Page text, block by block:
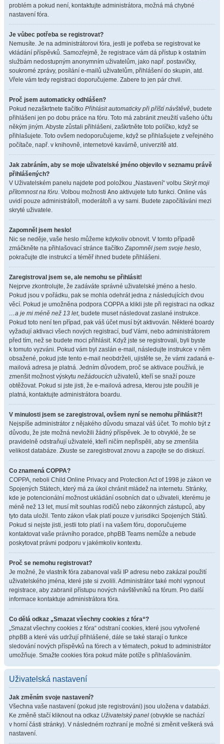
problém a pokud není, kontaktujte administrátora, možná má chybné
nastavení fóra.
Je vůbec potřeba se registrovat?
Nemusíte. Je na administrátorovi fóra, jestli je potřeba se registrovat ke
vkládání příspěvků. Samozřejmě, že registrace vám dá přístup k ostatním
službám nedostupným anonymním uživatelům, jako např. postavičky,
soukromé zprávy, posílání e-mailů uživatelům, přihlášení do skupin, atd.
Vřele vám tedy registraci doporučujeme. Zabere to jen pár chvil.
Proč jsem automaticky odhlášen?
Pokud nezaškrtnete tlačítko Přihlásit automaticky při příští návštěvě, budete
přihlášeni jen po dobu práce na fóru. Toto má zabránit zneužití vašeho účtu
někým jiným. Abyste zůstali přihlášeni, zaškrtněte toto políčko, když se
přihlašujete. Toto ovšem nedoporučujeme, když se přihlašujete z veřejného
počítače, např. v knihovně, internetové kavárně, univerzitě atd.
Jak zabráním, aby se moje uživatelské jméno objevilo v seznamu právě
přihlášených?
V Uživatelském panelu najdete pod položkou „Nastavení“ volbu Skrýt moji
přítomnost na fóru. Volbou možnosti Ano aktivujete tuto funkci. Online vás
uvidí pouze administrátoři, moderátoři a vy sami. Budete započítáváni mezi
skryté uživatele.
Zapomněl jsem heslo!
Nic se neděje, vaše heslo můžeme kdykoliv obnovit. V tomto případě
zmáčkněte na přihlašovací stránce tlačítkoZapomněl jsem svoje heslo,
pokračujte dle instrukcí a téměř ihned budete přihlášeni.
Zaregistroval jsem se, ale nemohu se přihlásit!
Nejprve zkontrolujte, že zadáváte správné uživatelské jméno a heslo.
Pokud jsou v pořádku, pak se mohla odehrát jedna z následujících dvou
věcí. Pokud je umožněna podpora COPPA a klikli jste při registraci na odkaz
…a je mi méně než 13 let, budete muset následovat zaslané instrukce.
Pokud toto není ten případ, pak váš účet musí být aktivován. Některé boardy
vyžadují aktivaci všech nových registrací, buď Vámi, nebo administrátorem
před tím, než se budete moci přihlásit. Když jste se registrovali, byli byste
k tomuto vyzváni. Pokud vám byl zaslán e-mail, následujte instrukce v něm
obsažené, pokud jste tento e-mail neobdrželi, ujistěte se, že vámi zadaná e-
mailová adresa je platná. Jedním důvodem, proč se aktivace používá, je
zmenšit možnost výskytu nežádoucích uživatelů, kteří se snaží pouze
obtěžovat. Pokud si jste jisti, že e-mailová adresa, kterou jste použili je
platná, kontaktujte administrátora boardu.
V minulosti jsem se zaregistroval, ovšem nyní se nemohu přihlásit?!
Nejspíše administrátor z nějakého důvodu smazal váš účet. To mohlo být z
důvodu, že jste možná nevložili žádný příspěvek. Je to obvyklé, že se
pravidelně odstraňují uživatelé, kteří ničím nepřispěli, aby se zmenšila
velikost databáze. Zkuste se zaregistrovat znovu a zapojte se do diskuzí.
Co znamená COPPA?
COPPA, neboli Child Online Privacy and Protection Act of 1998 je zákon ve
Spojených Státech, který má za úkol chránit mládež na internetu. Stránky,
kde je potencionální možnost ukládání osobních dat o uživateli, kterému je
méně než 13 let, musí mít souhlas rodičů nebo zákonných zástupců, aby
tyto data uložil. Tento zákon však platí pouze v jurisdikci Spojených Států.
Pokud si nejste jisti, jestli toto platí i na vašem fóru, doporučujeme
kontaktovat vaše právního poradce, phpBB Teams nemůže a nebude
poskytovat právni podporu v jakémkoliv kontextu.
Proč se nemohu registrovat?
Je možné, že vlastník fóra zabanoval vaši IP adresu nebo zakázal použití
uživatelského jména, které jste si zvolili. Administrátor také mohl vypnout
registrace, aby zabranil přístupu nových návštěvníků na fórum. Pro další
informace kontaktuje administrátora fóra.
Co dělá odkaz „Smazat všechny cookies z fóra“?
„Smazat všechny cookies z fóra“ odstraní cookies, které jsou vytvořené
phpBB a které vás udržují přihlášené, dále se také starají o funkce
sledování nových příspěvků na fórech a v tématech, pokud to administrátor
umožňuje. Smažte cookies fóra pokud máte potíže s přihlašováním.
Uživatelská nastavení
Jak změním svoje nastavení?
Všechna vaše nastavení (pokud jste registrováni) jsou uložena v databázi.
Ke změně stačí kliknout na odkaz Uživatelský panel (obvykle se nachází
v horní části stránky). V následném rozhraní je možné si změnit veškerá svá
nastavení.